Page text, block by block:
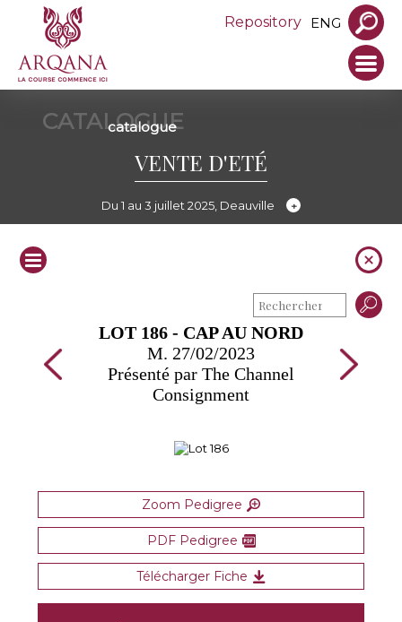
Repository ENG
CATALOGUE
catalogue
VENTE D'ETÉ
Du 1 au 3 juillet 2025, Deauville
LOT 186 - CAP AU NORD
M. 27/02/2023
Présenté par The Channel
Consignment
Zoom Pedigree
PDF Pedigree
Télécharger Fiche